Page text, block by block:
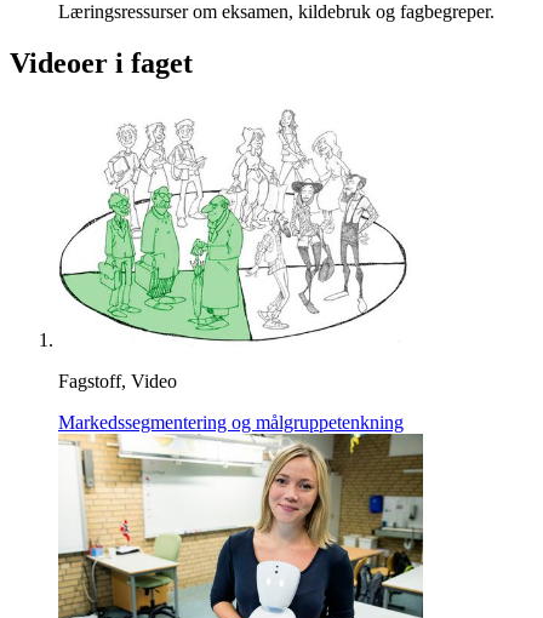
Læringsressurser om eksamen, kildebruk og fagbegreper.
Videoer i faget
Fagstoff, Video
Markedssegmentering og målgruppetenkning